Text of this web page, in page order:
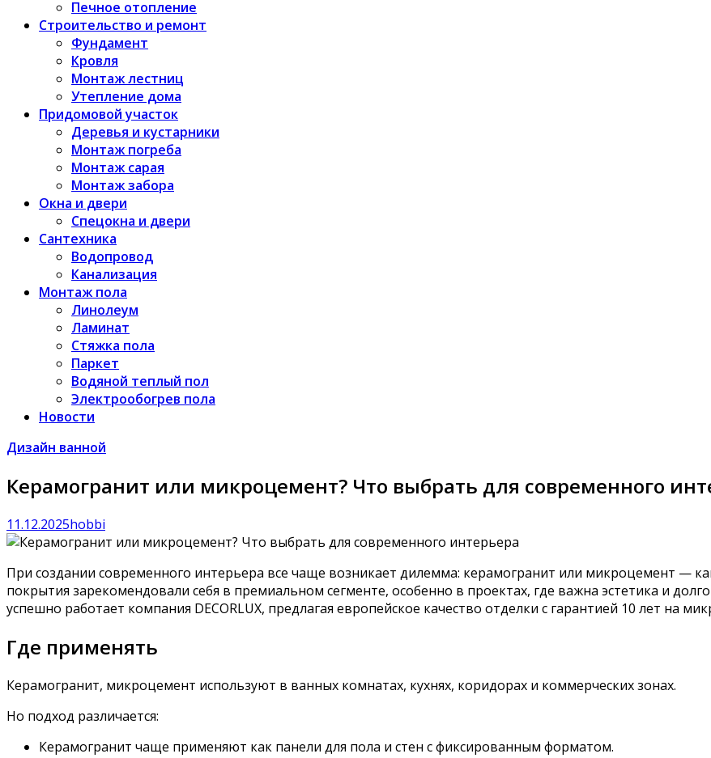
Печное отопление
Строительство и ремонт
Фундамент
Кровля
Монтаж лестниц
Утепление дома
Придомовой участок
Деревья и кустарники
Монтаж погреба
Монтаж сарая
Монтаж забора
Окна и двери
Спецокна и двери
Сантехника
Водопровод
Канализация
Монтаж пола
Линолеум
Ламинат
Стяжка пола
Паркет
Водяной теплый пол
Электрообогрев пола
Новости
Дизайн ванной
Керамогранит или микроцемент? Что выбрать для современного
11.12.2025hobbi
При создании современного интерьера все чаще возникает дилемма: керамогранит или микроцемент —
покрытия зарекомендовали себя в премиальном сегменте, особенно в проектах, где важна эстетика и
успешно работает компания DECORLUX, предлагая европейское качество отделки с гарантией 10 лет на
Где применять
Керамогранит, микроцемент используют в ванных комнатах, кухнях, коридорах и коммерческих зонах.
Но подход различается:
Керамогранит чаще применяют как панели для пола и стен с фиксированным форматом.